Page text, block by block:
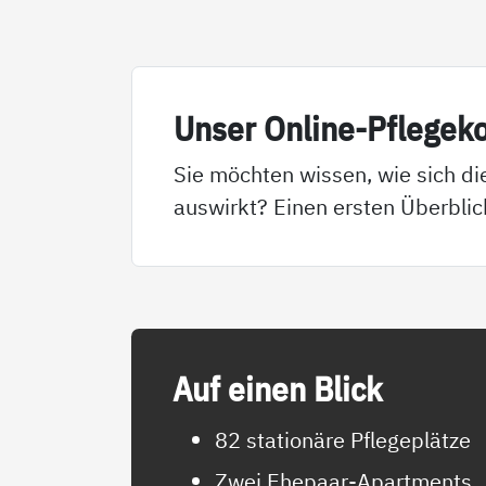
Un­ser On­li­ne-
Sie möchten wissen, wie sich
auswirkt? Einen ersten
Auf ei­nen Blick
82 stationäre Pflegeplätze